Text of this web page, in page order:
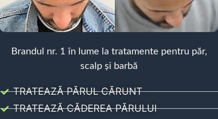
Brandul nr. 1 în lume la tratamente pentru păr,
scalp și barbă
TRATEAZĂ PĂRUL CĂRUNT
TRATEAZĂ CĂDEREA PĂRULUI